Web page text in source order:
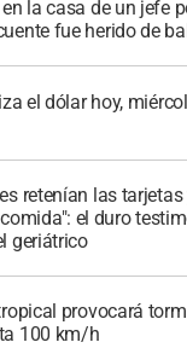
la casa de un jefe
fue herido de
el dólar hoy,
retenían las tarjetas
el duro
geriátrico
provocará
100 km/h